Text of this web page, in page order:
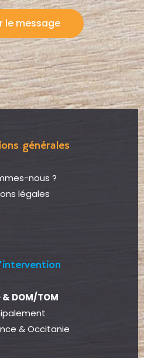
le message
générales
nous ?
légales
DOM/TOM
& Occitanie